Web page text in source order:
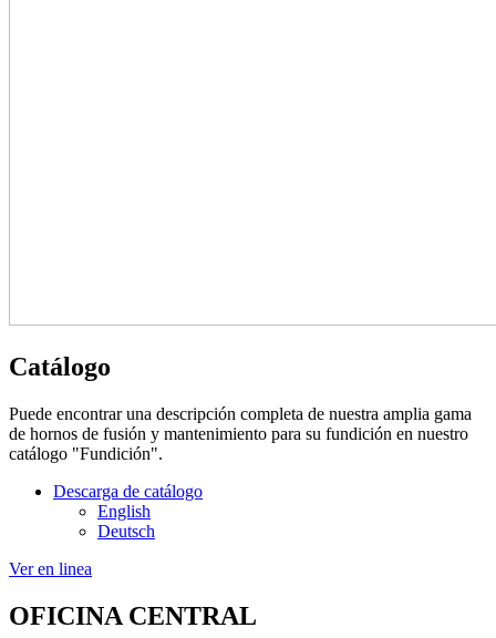
Catálogo
Puede encontrar una descripción completa de nuestra amplia gama
de hornos de fusión y mantenimiento para su fundición en nuestro
catálogo "Fundición".
Descarga de catálogo
English
Deutsch
Ver en linea
OFICINA CENTRAL